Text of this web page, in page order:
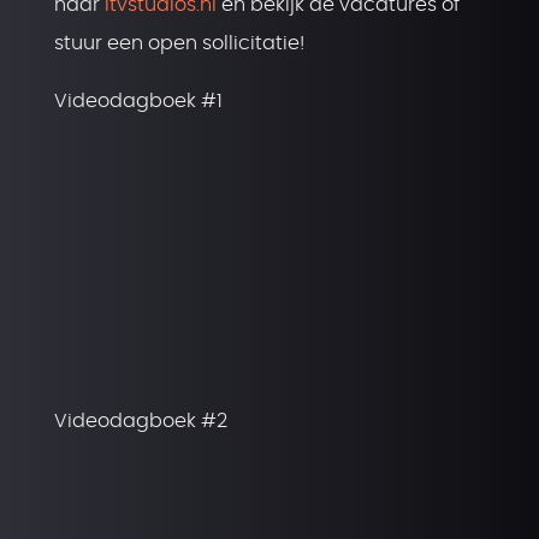
naar itvstudios.nl en bekijk de vacatures of
stuur een open sollicitatie!
Videodagboek #1
Videodagboek #2